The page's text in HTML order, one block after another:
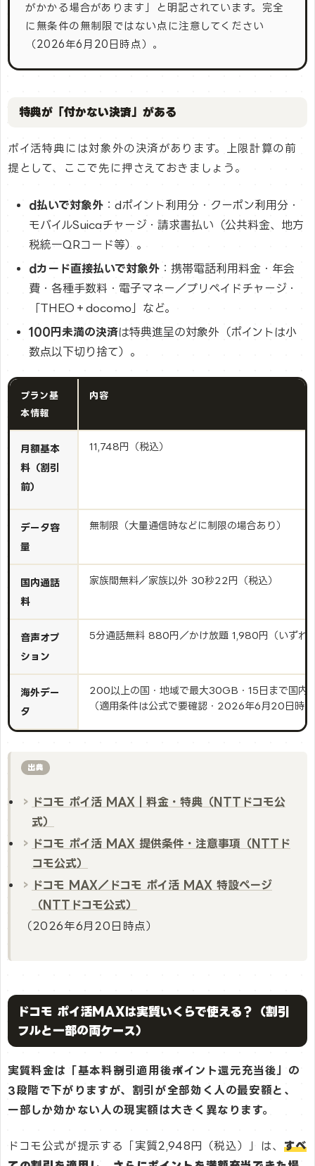
がかかる場合があります」と明記されています。完全
に無条件の無制限ではない点に注意してください
（2026年6月20日時点）。
特典が「付かない決済」がある
ポイ活特典には対象外の決済があります。上限計算の前
提として、ここで先に押さえておきましょう。
d払いで対象外 ：dポイント利用分・クーポン利用分・
モバイルSuicaチャージ・請求書払い（公共料金、地方
税統一QRコード等）。
dカード直接払いで対象外 ：携帯電話利用料金・年会
費・各種手数料・電子マネー／プリペイドチャージ・
「THEO＋docomo」など。
100円未満の決済は特典進呈の対象外（ポイントは小
数点以下切り捨て）。
プラン基
本情報
内容
月額基本
料（割引
前）
11,748円（税込）
データ容
量
無制限（大量通信時などに制限の場合あり）
国内通話
料
家族間無料／家族以外 30秒22円（税込）
音声オプ
ション
5分通話無料 880円／かけ放題 1,980円（いずれ
海外デー
タ
200以上の国・地域で最大30GB・15日まで国内
（適用条件は公式で要確認・2026年6月20日時
出典
ドコモ ポイ活 MAX｜料金・特典（NTTドコモ公
式）
ドコモ ポイ活 MAX 提供条件・注意事項（NTTド
コモ公式）
ドコモ MAX／ドコモ ポイ活 MAX 特設ページ
（NTTドコモ公式）
（2026年6月20日時点）
ドコモ ポイ活MAXは実質いくらで使える？（割引
フルと一部の両ケース）
実質料金は「基本料→割引適用後→ポイント還元充当後」の
3段階で下がりますが、割引が全部効く人の最安額と、
一部しか効かない人の現実額は大きく異なります。
ドコモ公式が提示する「実質2,948円（税込）」は、すべ